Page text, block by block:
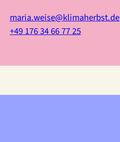
maria.weise@klimaherbst.de
+49 176 34 66 77 25